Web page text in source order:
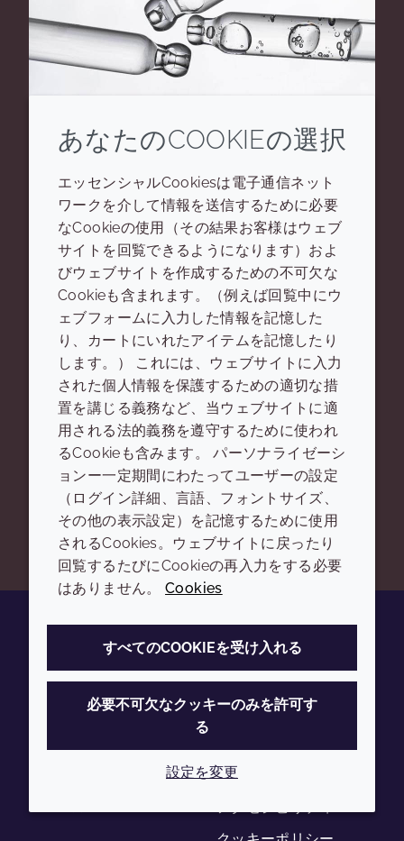
A JOURNEY IN THE
COSMETIC PEPTIDE
WORLD: LATEST ADVANCES
AND INNOVATIONS
What are peptides, how are they used
in cosmetics and what are the new
developments in peptide technology
and their place in the cosmetics
industry? Here we cover all those
questions and more.
READ MORE
InstagramLinkedInTiktok
Sustainability Report
LEGAL
プライバシーポリシー
あなたのCOOKIEの選択
エッセンシャルCookiesは電子通信ネット
ワークを介して情報を送信するために必要
なCookieの使用（その結果お客様はウェブ
サイトを回覧できるようになります）およ
びウェブサイトを作成するための不可欠な
Cookieも含まれます。（例えば回覧中にウ
ェブフォームに入力した情報を記憶した
り、カートにいれたアイテムを記憶したり
します。） これには、ウェブサイトに入力
された個人情報を保護するための適切な措
置を講じる義務など、当ウェブサイトに適
用される法的義務を遵守するために使われ
るCookieも含みます。 パーソナライゼーシ
ョンー一定期間にわたってユーザーの設定
（ログイン詳細、言語、フォントサイズ、
その他の表示設定）を記憶するために使用
されるCookies。ウェブサイトに戻ったり
回覧するたびにCookieの再入力をする必要
はありません。Cookies
すべてのCOOKIEを受け入れる
必要不可欠なクッキーのみを許可す
る
設定を変更